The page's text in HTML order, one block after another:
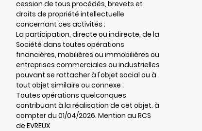
cession de tous procédés, brevets et
droits de propriété intellectuelle
concernant ces activités ;
La participation, directe ou indirecte, de la
Société dans toutes opérations
financières, mobilières ou immobilières ou
entreprises commerciales ou industrielles
pouvant se rattacher à l'objet social ou à
tout objet similaire ou connexe ;
Toutes opérations quelconques
contribuant à la réalisation de cet objet. à
compter du 01/04/2026. Mention au RCS
de EVREUX